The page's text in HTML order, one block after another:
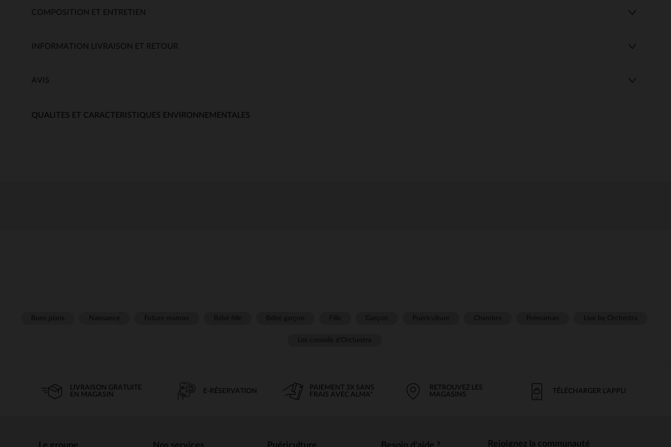
COMPOSITION ET ENTRETIEN
INFORMATION LIVRAISON ET RETOUR
AVIS
QUALITES ET CARACTERISTIQUES ENVIRONNEMENTALES
LIVRAISON GRATUITE
EN MAGASIN
E-RÉSERVATION
PAIEMENT 3X SANS
FRAIS AVEC ALMA*
RETROUVEZ LES
MAGASINS
TÉLÉCHARGER L'APPLI
Rejoignez la communauté